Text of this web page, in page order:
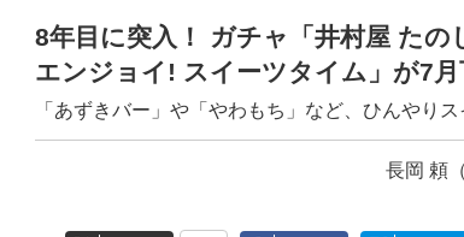
8年目に突入！ ガチャ「井村屋 た
エンジョイ! スイーツタイム」が7月
「あずきバー」や「やわもち」など、ひんやり
長岡 頼